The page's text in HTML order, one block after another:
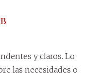
y claros. Lo
las necesidades o